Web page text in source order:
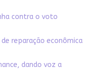
contra o voto
reparação econômica
dando voz a